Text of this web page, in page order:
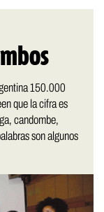
150.000
que la cifra es
candombe,
son algunos